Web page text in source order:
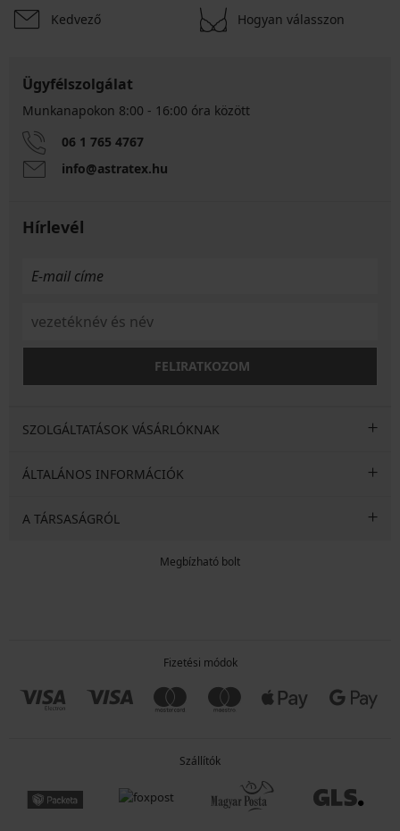
Kedvező Hogyan válasszon
Ügyfélszolgálat
Munkanapokon 8:00 - 16:00 óra között
06 1 765 4767
info@astratex.hu
Hírlevél
FELIRATKOZOM
SZOLGÁLTATÁSOK VÁSÁRLÓKNAK
ÁLTALÁNOS INFORMÁCIÓK
A TÁRSASÁGRÓL
Megbízható bolt
Fizetési módok
Szállítók